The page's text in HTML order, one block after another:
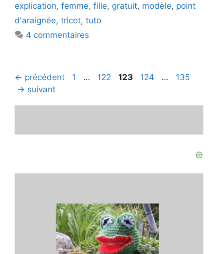
explication, femme, fille, gratuit, modèle, point
d'araignée, tricot, tuto
4 commentaires
← précédent Page
1 … Page
122 Page
123 Page
124 … Page
135
→ suivant